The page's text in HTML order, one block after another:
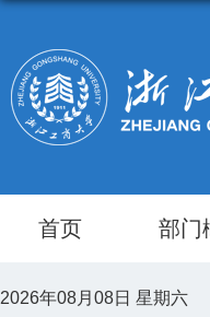
首页 部门
2026年08月08日 星期六